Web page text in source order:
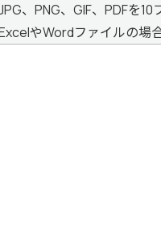
JPG、PNG、GIF、PDFを
やWordファイルの場